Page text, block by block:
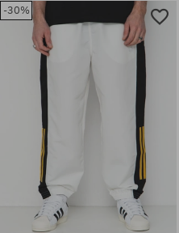
Elérhető méretek:
-30%